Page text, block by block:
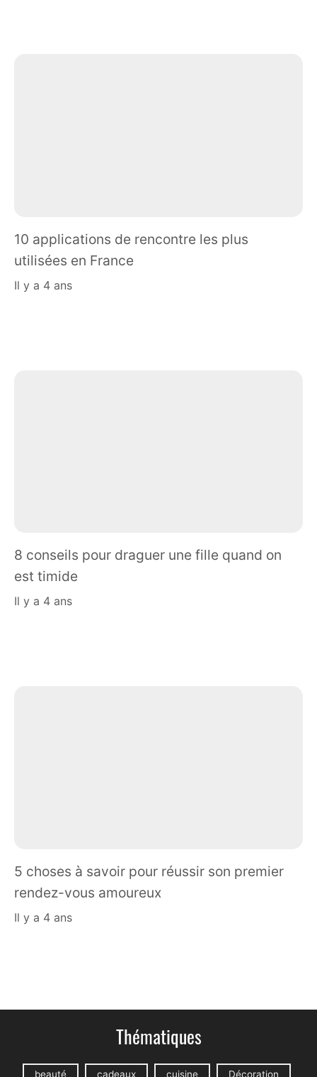
10 applications de rencontre les plus
utilisées en France
il y a 4 ans
8 conseils pour draguer une fille quand on
est timide
il y a 4 ans
5 choses à savoir pour réussir son premier
rendez-vous amoureux
il y a 4 ans
Thématiques
beauté cadeaux cuisine Décoration